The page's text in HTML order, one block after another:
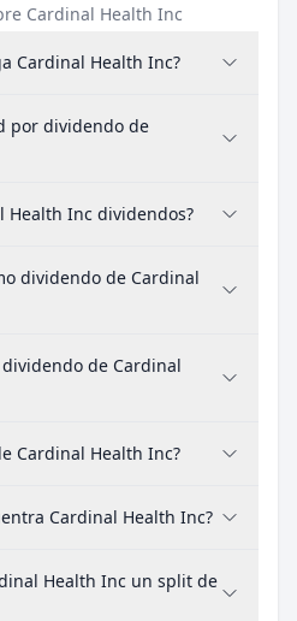
Cardinal Health Inc
Cardinal Health Inc?
por dividendo de
Health Inc dividendos?
dividendo de Cardinal
de Cardinal
Cardinal Health Inc?
Cardinal Health Inc?
Health Inc un split de